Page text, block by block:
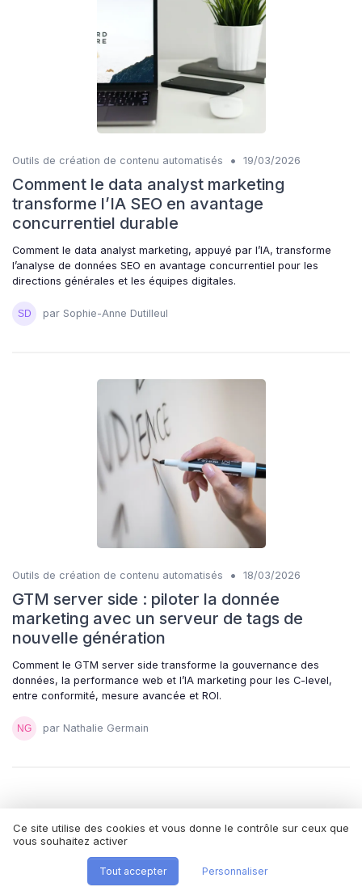
Outils de création de contenu automatisés • 19/03/2026
Comment le data analyst marketing
transforme l’IA SEO en avantage
concurrentiel durable
Comment le data analyst marketing, appuyé par l’IA, transforme
l’analyse de données SEO en avantage concurrentiel pour les
directions générales et les équipes digitales.
par Sophie-Anne Dutilleul
Outils de création de contenu automatisés • 18/03/2026
GTM server side : piloter la donnée
marketing avec un serveur de tags de
nouvelle génération
Comment le GTM server side transforme la gouvernance des
données, la performance web et l’IA marketing pour les C-level,
entre conformité, mesure avancée et ROI.
par Nathalie Germain
‹ 1
Ce site utilise des cookies et vous donne le contrôle sur ceux que
vous souhaitez activer
Tout accepter Personnaliser